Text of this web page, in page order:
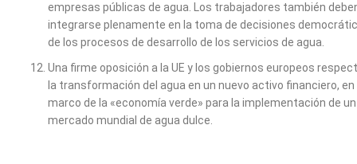
empresas públicas de agua. Los trabajadores también
integrarse plenamente en la toma de decisiones
de los procesos de desarrollo de los servicios de agua.
Una firme oposición a la UE y los gobiernos europeos
la transformación del agua en un nuevo activo financiero, en
marco de la «economía verde» para la implementación de un
mercado mundial de agua dulce.